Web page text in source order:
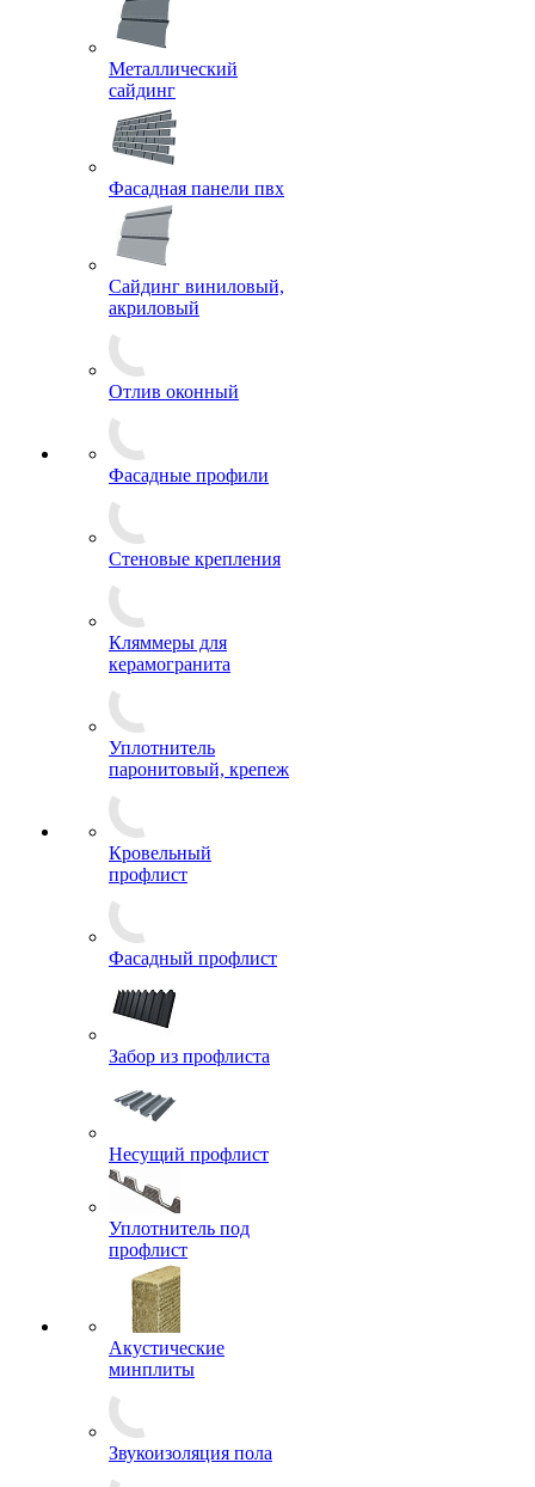
Металлический
сайдинг
Фасадная панели пвх
Сайдинг виниловый,
акриловый
Отлив оконный
Фасадные профили
Стеновые крепления
Кляммеры для
керамогранита
Уплотнитель
паронитовый, крепеж
Кровельный
профлист
Фасадный профлист
Забор из профлиста
Несущий профлист
Уплотнитель под
профлист
Акустические
минплиты
Звукоизоляция пола